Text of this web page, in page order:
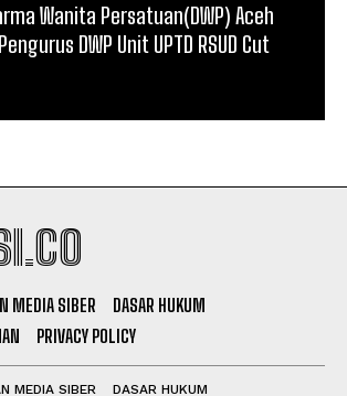
Wanita Persatuan(DWP) Aceh
DWP Unit UPTD RSUD Cut
MEDIA SIBER
DASAR HUKUM
PRIVACY POLICY
MEDIA SIBER DASAR HUKUM